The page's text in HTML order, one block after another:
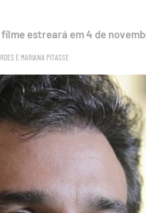
estreará em 4 de
E MARIANA PITASSE